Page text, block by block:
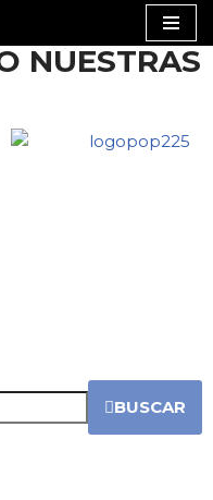
NUESTRAS
BUSCAR